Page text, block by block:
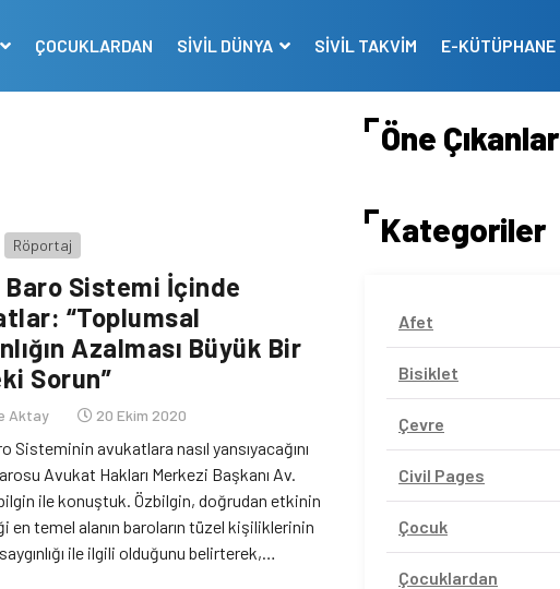
ÇOCUKLARDAN SİVİL DÜNYA SİVİL TAKVİM E-KÜTÜPHANE
Röportaj
Baro Sistemi İçinde
“Toplumsal
Azalması Büyük Bir
Sorun”
Aktay 20 Ekim 2020
Sisteminin avukatlara nasıl yansıyacağını
Avukat Hakları Merkezi Başkanı Av.
ile konuştuk. Özbilgin, doğrudan etkinin
en temel alanın baroların tüzel kişiliklerinin
ile ilgili olduğunu belirterek,
Öne Çıkanlar
Kategoriler
Afet
Bisiklet
Çevre
Civil Pages
Çocuk
Çocuklardan